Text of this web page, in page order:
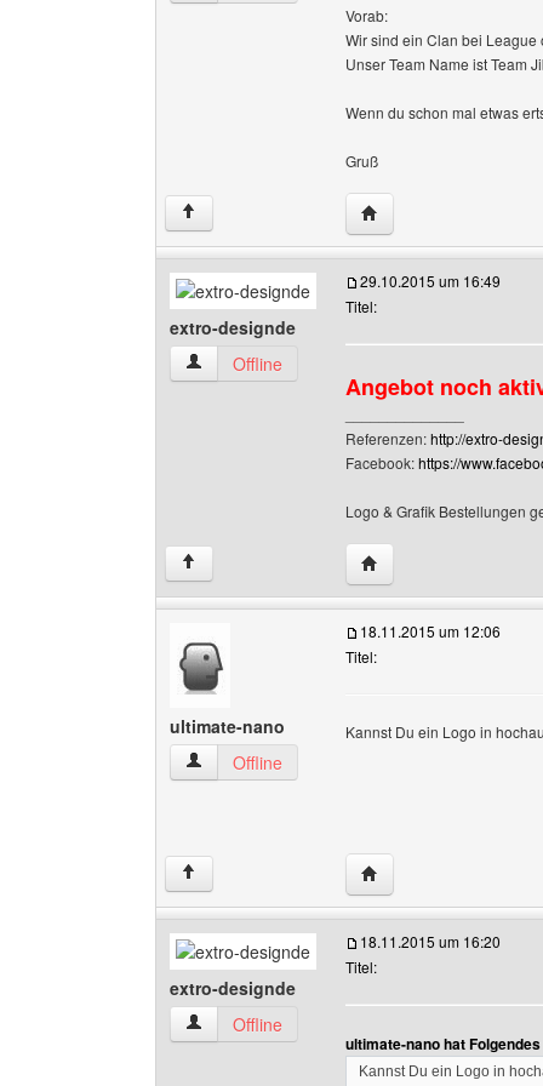
Vorab:
Wir sind ein Clan bei League
Unser Team Name ist Team
Wenn du schon mal etwas
Gruß
↑ Website dieses
extro-designde
extro-designde Benutzer-Profile anzeigen
Offline
29.10.2015 um 16:49
Titel:
Angebot noch
Referenzen:http://extro-
Facebook:https://
Logo & Grafik Bestellungen
↑ Website dieses
ultimate-nano
ultimate-nano Benutzer-Profile anzeigen
Offline
18.11.2015 um 12:06
Titel:
Kannst Du ein Logo in
↑ Website dieses
extro-designde
extro-designde Benutzer-Profile anzeigen
Offline
18.11.2015 um 16:20
Titel:
ultimate-nano hat
Kannst Du ein Logo in